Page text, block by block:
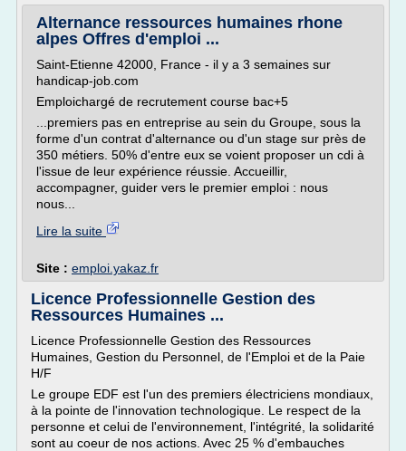
Alternance ressources humaines rhone
alpes Offres d'emploi ...
Saint-Etienne 42000, France - il y a 3 semaines sur
handicap-job.com
Emploichargé de recrutement course bac+5
...premiers pas en entreprise au sein du Groupe, sous la
forme d'un contrat d'alternance ou d'un stage sur près de
350 métiers. 50% d'entre eux se voient proposer un cdi à
l'issue de leur expérience réussie. Accueillir,
accompagner, guider vers le premier emploi : nous
nous...
Lire la suite
Site : emploi.yakaz.fr
Licence Professionnelle Gestion des
Ressources Humaines ...
Licence Professionnelle Gestion des Ressources
Humaines, Gestion du Personnel, de l'Emploi et de la Paie
H/F
Le groupe EDF est l'un des premiers électriciens mondiaux,
à la pointe de l'innovation technologique. Le respect de la
personne et celui de l'environnement, l'intégrité, la solidarité
sont au coeur de nos actions. Avec 25 % d'embauches